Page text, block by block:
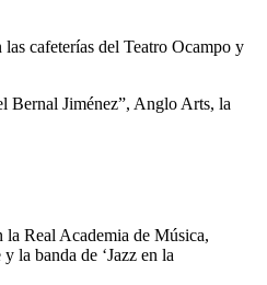
cafeterías del Teatro Ocampo y
Bernal Jiménez”, Anglo Arts, la
la Real Academia de Música,
la banda de ‘Jazz en la